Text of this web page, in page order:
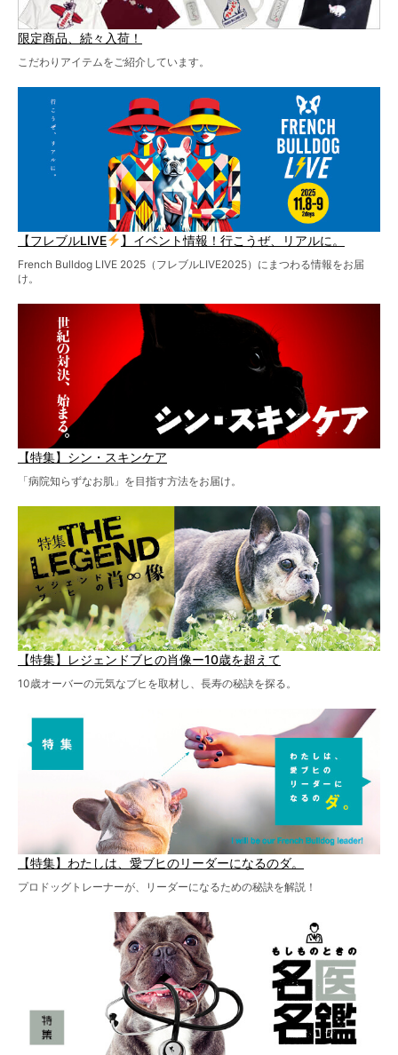
限定商品、続々入荷！
こだわりアイテムをご紹介しています。
【フレブルLIVE 】イベント情報！行こうぜ、リアルに。
French Bulldog LIVE 2025（フレブルLIVE2025）にまつわる情報をお届
け。
【特集】シン・スキンケア
「病院知らずなお肌」を目指す方法をお届け。
【特集】レジェンドブヒの肖像ー10歳を超えて
10歳オーバーの元気なブヒを取材し、長寿の秘訣を探る。
【特集】わたしは、愛ブヒのリーダーになるのダ。
プロドッグトレーナーが、リーダーになるための秘訣を解説！